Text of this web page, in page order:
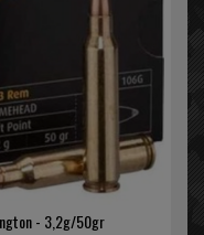
- 3,2g/50gr